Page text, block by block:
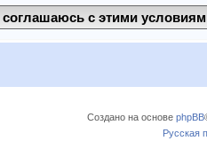
Создано на основеphpBB
Русская